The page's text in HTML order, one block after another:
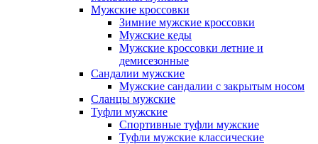
Мужские кроссовки
Зимние мужские кроссовки
Мужские кеды
Мужские кроссовки летние и
демисезонные
Сандалии мужские
Мужские сандалии с закрытым носом
Сланцы мужские
Туфли мужские
Спортивные туфли мужские
Туфли мужские классические